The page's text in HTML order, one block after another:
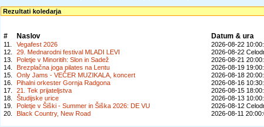
Rezultati koledarja
# Naslov Datum & ura
11. Vegafest 2026
2026-08-22
12.
29. Mednarodni festival MLADI LEVI
2026-08-22
13.
Poletje v Minoritih: Slon in Sadež
2026-08-21
14.
Brezplačna joga pilates na Lentu
2026-08-19
15.
Only Jams - VEČER MUZIKALA, koncert
2026-08-18
16.
Pihalni orkester Gornja Radgona
2026-08-16
17.
21. Tek prijateljstva
2026-08-15
18.
Študijske urice
2026-08-13
19.
Poletje v Šiški - Summer in Šiška 2026: DE VU
2026-08-12
20.
Black Country, New Road 2026-08-11